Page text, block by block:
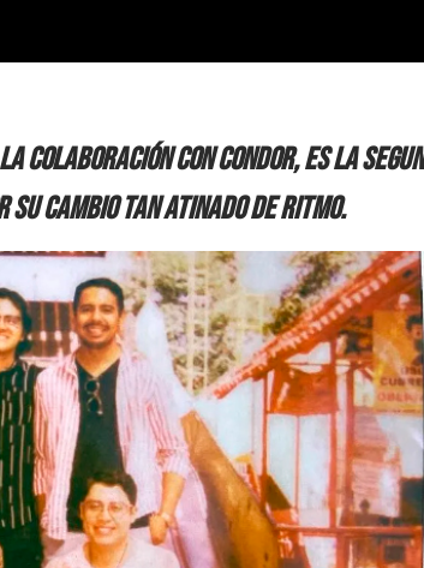
colaboración con Condor, es la
cambio tan atinado de ritmo.